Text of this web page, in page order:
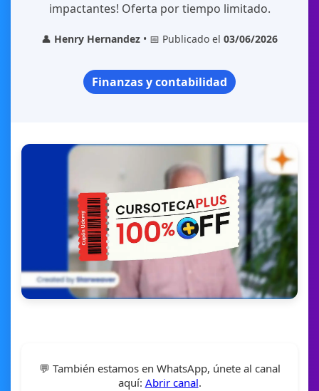
impactantes! Oferta por tiempo limitado.
👤 Henry Hernandez • 📅 Publicado el 03/06/2026
Finanzas y contabilidad
💬 También estamos en WhatsApp, únete al canal
aquí: Abrir canal.